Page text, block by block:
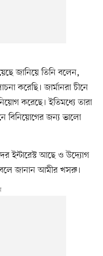
জানিয়ে তিনি বলেন,
করেছি। জার্মানরা চীনে
করেছে। ইতিমধ্যে তারা
বিনিয়োগের জন্য ভালো
ইন্টারেস্ট আছে ও উদ্যোগ
জানান আমীর খসরু।